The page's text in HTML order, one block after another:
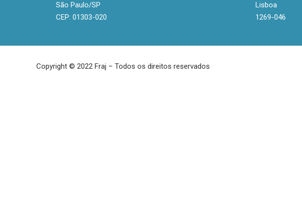
São Paulo/SP
CEP: 01303-020
Lisboa
1269-046
Copyright © 2022 Fraj – Todos os direitos reservados